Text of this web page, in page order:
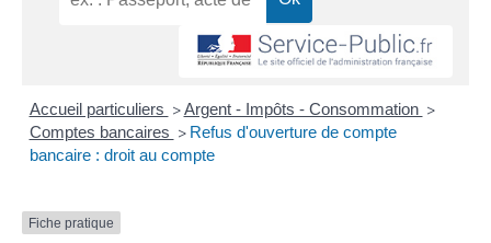
Accueil particuliers > Argent - Impôts - Consommation >
Comptes bancaires > Refus d'ouverture de compte
bancaire : droit au compte
Fiche pratique